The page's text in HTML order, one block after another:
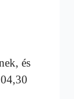
és